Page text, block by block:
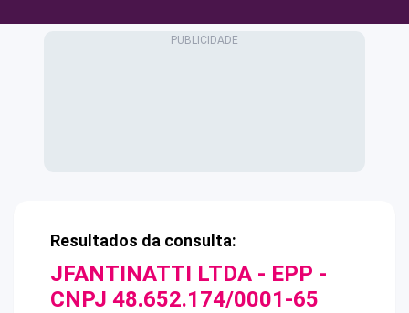
Resultados da consulta:
JFANTINATTI LTDA - EPP -
CNPJ 48.652.174/0001-65